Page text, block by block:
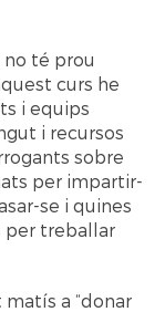
no té prou
curs he
i equips
i recursos
sobre
per impartir-
se i quines
per treballar
a “donar